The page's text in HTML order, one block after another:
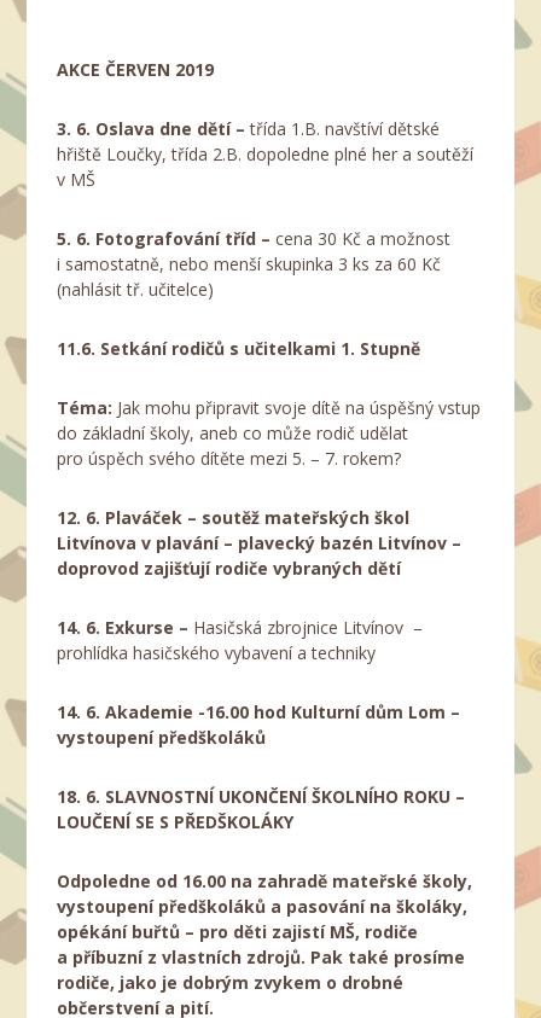
AKCE ČERVEN 2019
3. 6. Oslava dne dětí –třída 1.B. navštíví dětské
hřiště Loučky, třída 2.B. dopoledne plné her a soutěží
v MŠ
5. 6. Fotografování tříd –cena 30 Kč a možnost
i samostatně, nebo menší skupinka 3 ks za 60 Kč
(nahlásit tř. učitelce)
11.6. Setkání rodičů s učitelkami 1. Stupně
Téma: Jak mohu připravit svoje dítě na úspěšný vstup
do základní školy, aneb co může rodič udělat
pro úspěch svého dítěte mezi 5. – 7. rokem?
12. 6. Plaváček – soutěž mateřských škol
Litvínova v plavání – plavecký bazén Litvínov –
doprovod zajišťují rodiče vybraných dětí
14. 6. Exkurse – Hasičská zbrojnice Litvínov –
prohlídka hasičského vybavení a techniky
14. 6. Akademie -16.00 hod Kulturní dům Lom –
vystoupení předškoláků
18. 6. SLAVNOSTNÍ UKONČENÍ ŠKOLNÍHO ROKU –
LOUČENÍ SE S PŘEDŠKOLÁKY
Odpoledne od 16.00 na zahradě mateřské školy,
vystoupení předškoláků a pasování na školáky,
opékání buřtů – pro děti zajistí MŠ, rodiče
a příbuzní z vlastních zdrojů. Pak také prosíme
rodiče, jako je dobrým zvykem o drobné
občerstvení a pití.